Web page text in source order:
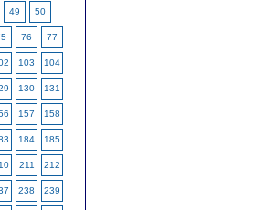
49 50
76 77
103 104
130 131
157 158
184 185
211 212
238 239